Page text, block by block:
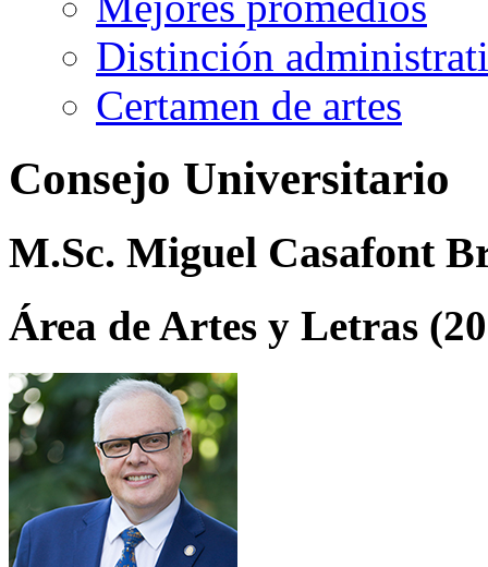
Distinción
Certamen de artes
Consejo Universitario
M.Sc. Miguel Casafont
Área de Artes y Letras